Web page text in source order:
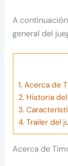
A
general del
1.Acerca de
2.Historia del
3.
4.Trailer del
Acerca de